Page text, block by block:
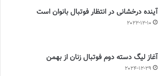
آینده درخشانی در انتظار فوتبال بانوان است
2022-12-10
آغاز لیگ دسته دوم فوتبال زنان از بهمن
2024-12-29